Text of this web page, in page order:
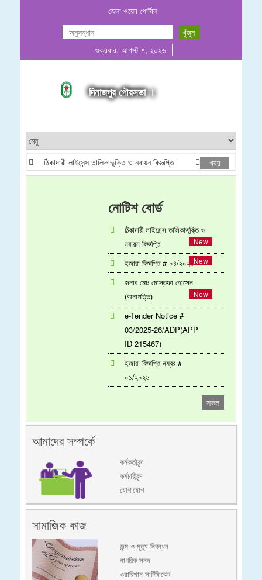
জেলা ওয়েব পোর্টাল
শুক্রবার, আগস্ট ৭, ২০২৬
দিনাজপুর পৌরসভা ।
ঠিকাদারী লাইসেন্স তালিকাভূক্তি ও নবায়ন বিজ্ঞপ্তি ইজারা বিজ্ঞপ্তি #
খবর
নোটিশ বোর্ড
ঠিকাদারী লাইসেন্স তালিকাভূক্তি ও
নবায়ন বিজ্ঞপ্তি
ইজারা বিজ্ঞপ্তি # ০৪/২০২৬
জনাব মোঃ মোস্তফা হোসেন
(অনাপত্তি)
e-Tender Notice #
03/2025-26/ADP(APP
ID 215467)
ইজারা বিজ্ঞপ্তি নম্বর #
০১/২০২৬
সকল
আমাদের সম্পর্কে
কর্মকর্তাবৃন্দ
কর্মচারীবৃন্দ
যোগাযোগ
সামাজিক কাজ
জন্ম ও মূত্যু নিবন্ধন
নাগরিক সনদ
ওয়ারিশান সার্টিফিকেট